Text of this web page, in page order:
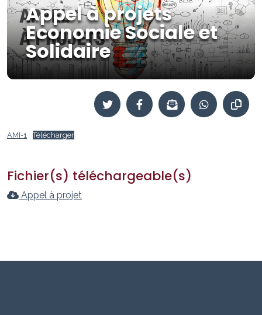
Appel à projets
Economie Sociale et
Solidaire
AMI-1 Télécharger
Fichier(s) téléchargeable(s)
Appel à projet